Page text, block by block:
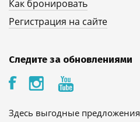
Как бронировать
Регистрация на сайте
Следите за обновлениями
Здесь выгодные предложения